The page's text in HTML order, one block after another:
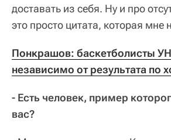
доставать из себя. Ну и про
это просто цитата, которая мне
Понкрашов: баскетболисты
независимо от результата по
- Есть человек, пример
вас?